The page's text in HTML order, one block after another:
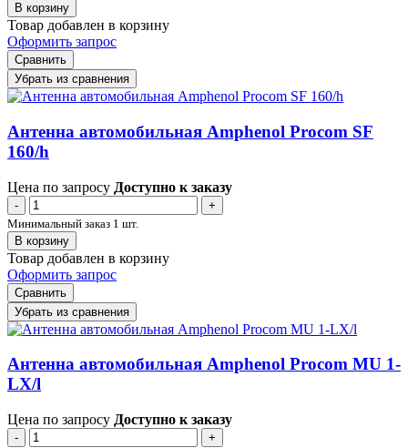
В корзину
Товар добавлен в корзину
Оформить запрос
Сравнить
Убрать из сравнения
Антенна автомобильная Amphenol Procom SF
160/h
Цена по запросу Доступно к заказу
-
+
Минимальный заказ 1 шт.
В корзину
Товар добавлен в корзину
Оформить запрос
Сравнить
Убрать из сравнения
Антенна автомобильная Amphenol Procom MU 1-
LX/l
Цена по запросу Доступно к заказу
-
+